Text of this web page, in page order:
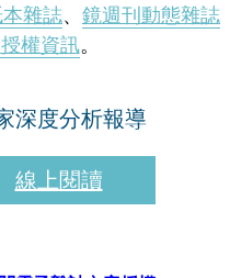
雜誌、 鏡週刊動態雜誌
權資訊。
深度分析報導
線上閱讀